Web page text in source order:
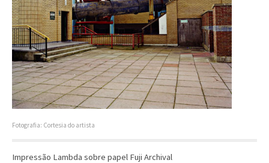
Instalação
Livro de
Artista
Outros
Gravura
Cronologia
Fotografia: Cortesia do artista
Impressão Lambda sobre papel Fuji Archival